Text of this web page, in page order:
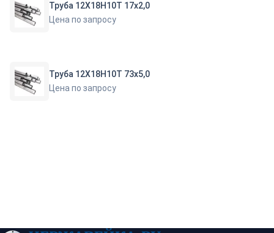
Труба 12Х18Н10Т 17х2,0
Цена по запросу
Труба 12Х18Н10Т 73х5,0
Цена по запросу